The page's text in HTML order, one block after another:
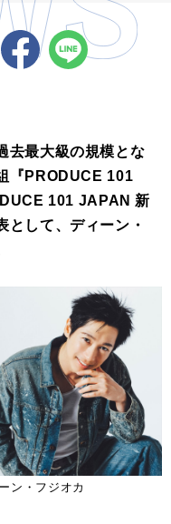
去最大級の規模とな
『PRODUCE 101
101 JAPAN 新
として、ディーン・
ン・フジオカ